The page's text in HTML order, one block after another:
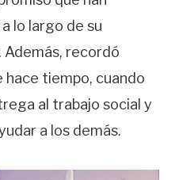
lo largo de su
recordó
hace tiempo, cuando
al trabajo social y
a los demás.